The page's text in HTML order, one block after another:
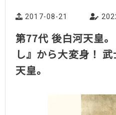
2017-08-21
第77代 後白河天皇
し』から大変身！
天皇。